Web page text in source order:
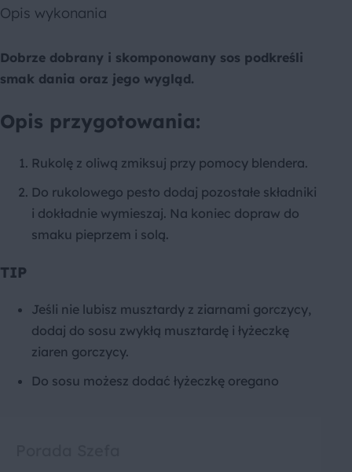
Opis wykonania
Dobrze dobrany i skomponowany sos podkreśli
smak dania oraz jego wygląd.
Opis przygotowania:
Rukolę z oliwą zmiksuj przy pomocy blendera.
Do rukolowego pesto dodaj pozostałe składniki
i dokładnie wymieszaj. Na koniec dopraw do
smaku pieprzem i solą.
TIP
Jeśli nie lubisz musztardy z ziarnami gorczycy,
dodaj do sosu zwykłą musztardę i łyżeczkę
ziaren gorczycy.
Do sosu możesz dodać łyżeczkę oregano